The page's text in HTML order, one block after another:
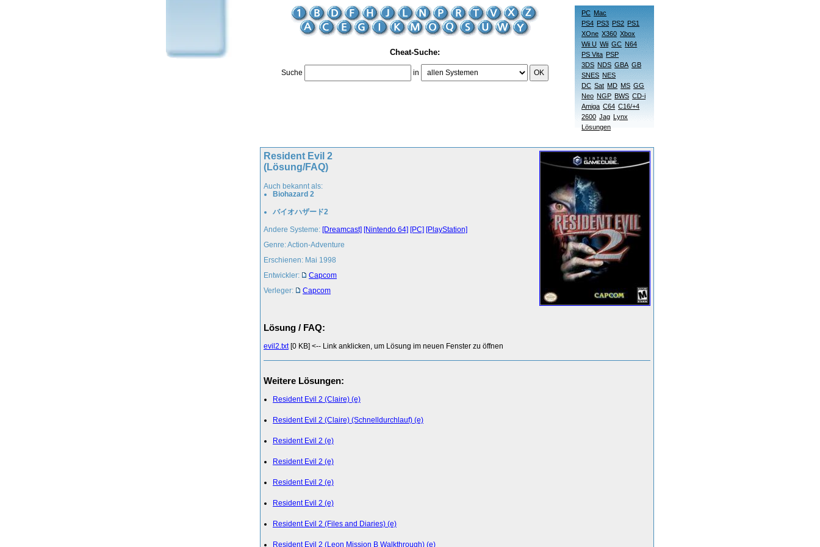
Cheat-Suche:
Suche in OK
PC Mac
PS4 PS3 PS2 PS1
XOne X360 Xbox
Wii U Wii GC N64
PS Vita PSP
3DS NDS GBA GB
SNES NES
DC Sat MD MS GG
Neo NGP BWS CD-i
Amiga C64 C16/+4
2600 Jag Lynx
Lösungen
Resident Evil 2
(Lösung/FAQ)
Auch bekannt als:
Biohazard 2
バイオハザード2
Andere Systeme: [Dreamcast] [Nintendo 64] [PC] [PlayStation]
Genre: Action-Adventure
Erschienen: Mai 1998
Entwickler:
Capcom
Verleger:
Capcom
Lösung / FAQ:
evil2.txt[0 KB] <-- Link anklicken, um Lösung im neuen Fenster zu öffnen
Weitere Lösungen:
Resident Evil 2 (Claire) (e)
Resident Evil 2 (Claire) (Schnelldurchlauf) (e)
Resident Evil 2 (e)
Resident Evil 2 (e)
Resident Evil 2 (e)
Resident Evil 2 (e)
Resident Evil 2 (Files and Diaries) (e)
Resident Evil 2 (Leon Mission B Walkthrough) (e)